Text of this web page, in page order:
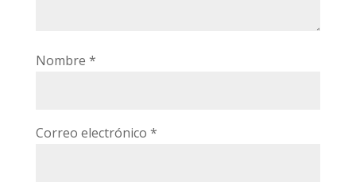
Nombre *
Correo electrónico *